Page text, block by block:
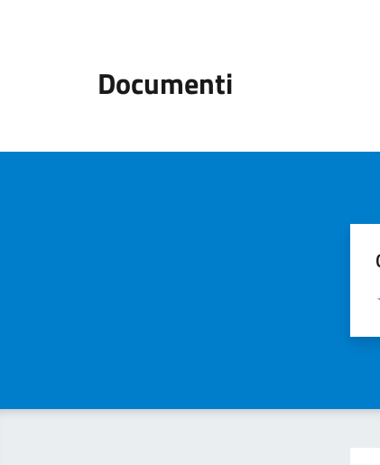
Documenti